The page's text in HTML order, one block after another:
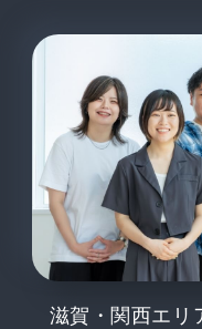
滋賀・関西エリ